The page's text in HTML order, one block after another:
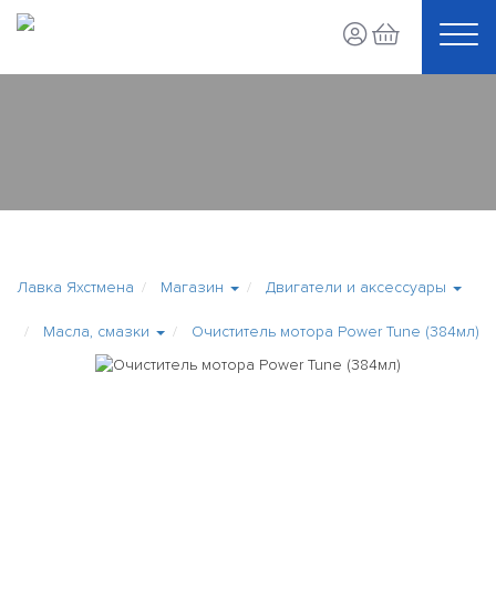
Лавка Яхстмена Магазин Двигатели и аксессуары
Масла, смазки Очиститель мотора Power Tune (384мл)